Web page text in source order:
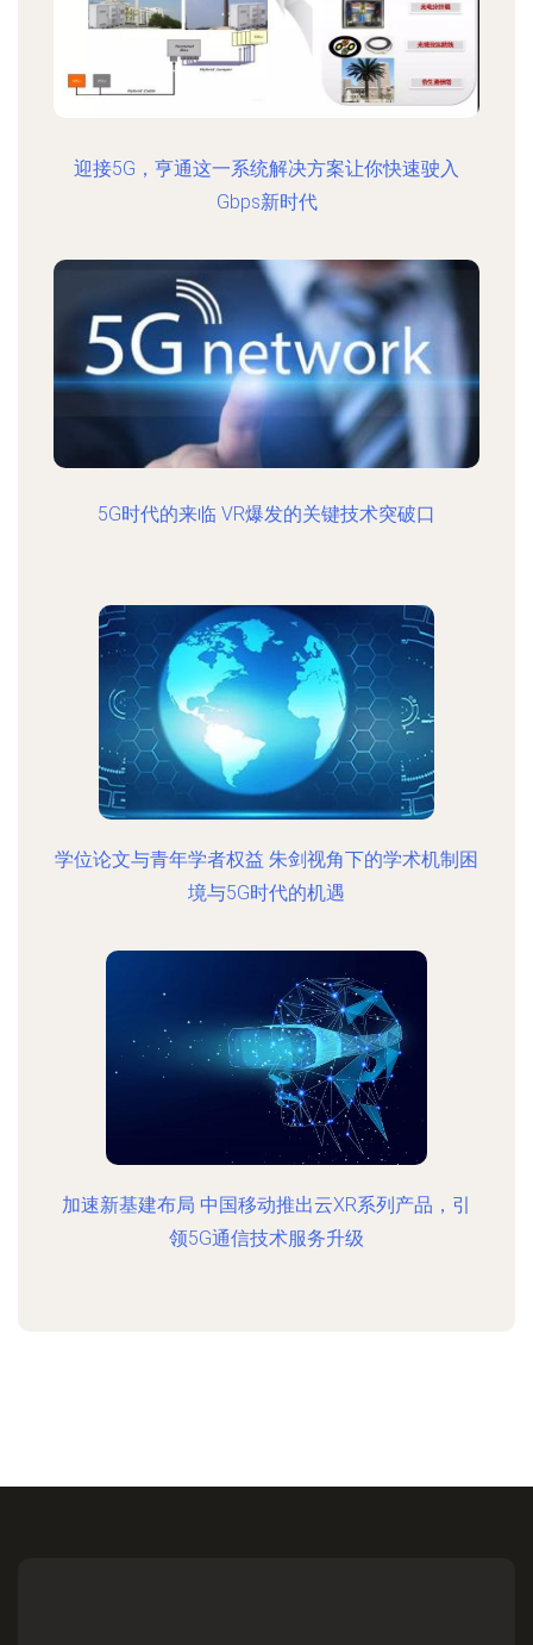
迎接5G，亨通这一系统解决方案让你快速驶入
Gbps新时代
5G时代的来临 VR爆发的关键技术突破口
学位论文与青年学者权益 朱剑视角下的学术机制困
境与5G时代的机遇
加速新基建布局 中国移动推出云XR系列产品，引
领5G通信技术服务升级